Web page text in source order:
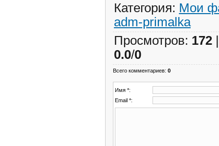
Категория: Мои
adm-primalka
Просмотров: 172
0.0/0
Всего комментариев: 0
Имя *:
Email *: